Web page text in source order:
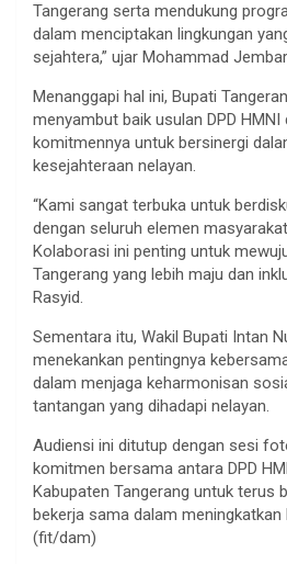
Tangerang serta mendukung
dalam menciptakan lingkungan
sejahtera,” ujar Mohammad
Menanggapi hal ini, Bupati
menyambut baik usulan DPD
komitmennya untuk bersinergi
kesejahteraan nelayan.
“Kami sangat terbuka untuk
dengan seluruh elemen
Kolaborasi ini penting untuk
Tangerang yang lebih maju dan
Rasyid.
Sementara itu, Wakil Bupati Intan
menekankan pentingnya
dalam menjaga keharmonisan
tantangan yang dihadapi nelayan.
Audiensi ini ditutup dengan sesi
komitmen bersama antara DPD
Kabupaten Tangerang untuk terus
bekerja sama dalam meningkatkan
(fit/dam)